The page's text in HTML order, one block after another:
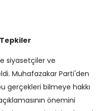
siyasetçiler ve
Muhafazakar Parti'den
gerçekleri bilmeye hakkı
önemini